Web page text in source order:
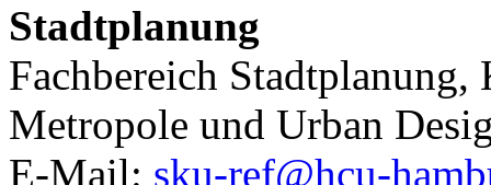
Stadtplanung
Fachbereich
Metropole und Urban
E-Mail: sku-ref@hcu-